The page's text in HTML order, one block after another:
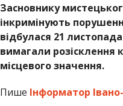
Засновнику
інкримінують
відбулася 21
вимагали розісклення
місцевого значення.
Пише Інформатор